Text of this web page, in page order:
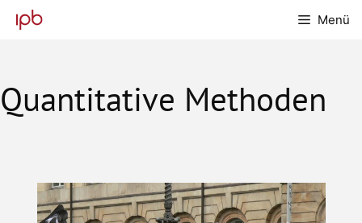
Inhalt
Menü
Quantitative Methoden